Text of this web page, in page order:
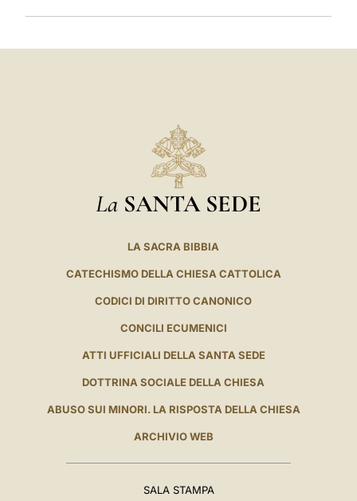
La SANTA SEDE
LA SACRA BIBBIA
CATECHISMO DELLA CHIESA CATTOLICA
CODICI DI DIRITTO CANONICO
CONCILI ECUMENICI
ATTI UFFICIALI DELLA SANTA SEDE
DOTTRINA SOCIALE DELLA CHIESA
ABUSO SUI MINORI. LA RISPOSTA DELLA CHIESA
ARCHIVIO WEB
SALA STAMPA